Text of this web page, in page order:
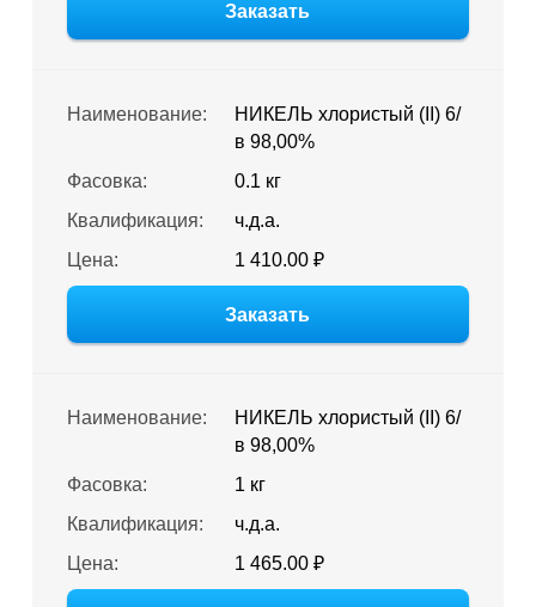
Заказать
Наименование:
НИКЕЛЬ хлористый (II) 6/
в 98,00%
Фасовка:
0.1 кг
Квалификация:
ч.д.а.
Цена:
1 410.00 ₽
Заказать
Наименование:
НИКЕЛЬ хлористый (II) 6/
в 98,00%
Фасовка:
1 кг
Квалификация:
ч.д.а.
Цена:
1 465.00 ₽